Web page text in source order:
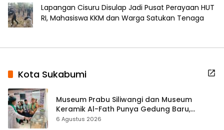
Lapangan Cisuru Disulap Jadi Pusat Perayaan HUT
RI, Mahasiswa KKM dan Warga Satukan Tenaga
Kota Sukabumi
Museum Prabu Siliwangi dan Museum
Keramik Al-Fath Punya Gedung Baru,
Hampir 500 Koleksi Dipisahkan
6 Agustus 2026